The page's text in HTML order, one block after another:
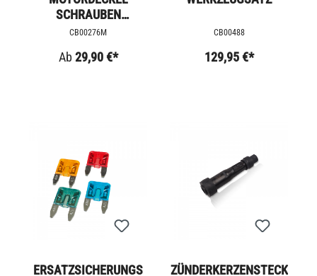
SCHRAUBEN
EDELSTAHL / AC
CB00276M
Ab 29,90 €*
CB00488
129,95 €*
ERSATZSICHERUNGS
ZÜNDERKERZENSTECK